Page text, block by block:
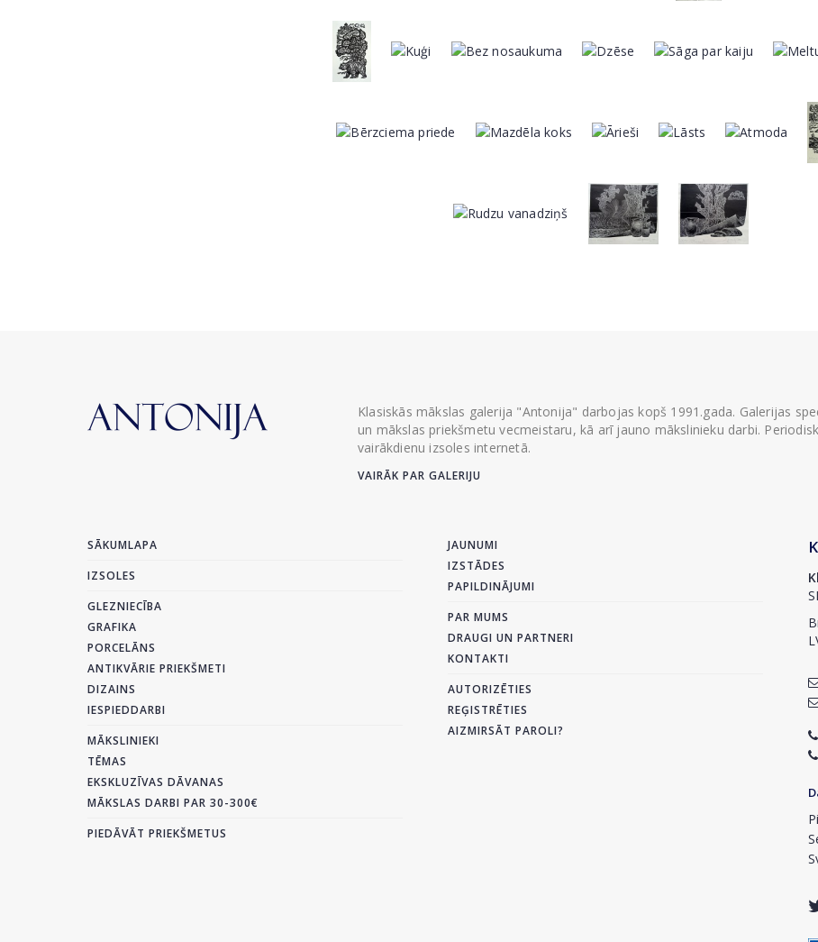
Klasiskās mākslas galerija "Antonija" darbojas kopš 1991.gada. Galerijas
un mākslas priekšmetu vecmeistaru, kā arī jauno mākslinieku darbi.
vairākdienu izsoles internetā.
VAIRĀK PAR GALERIJU
SĀKUMLAPA
IZSOLES
GLEZNIECĪBA
GRAFIKA
PORCELĀNS
ANTIKVĀRIE PRIEKŠMETI
DIZAINS
IESPIEDDARBI
MĀKSLINIEKI
TĒMAS
EKSKLUZĪVAS DĀVANAS
MĀKSLAS DARBI PAR 30-300€
PIEDĀVĀT PRIEKŠMETUS
JAUNUMI
IZSTĀDES
PAPILDINĀJUMI
PAR MUMS
DRAUGI UN PARTNERI
KONTAKTI
AUTORIZĒTIES
REĢISTRĒTIES
AIZMIRSĀT PAROLI?